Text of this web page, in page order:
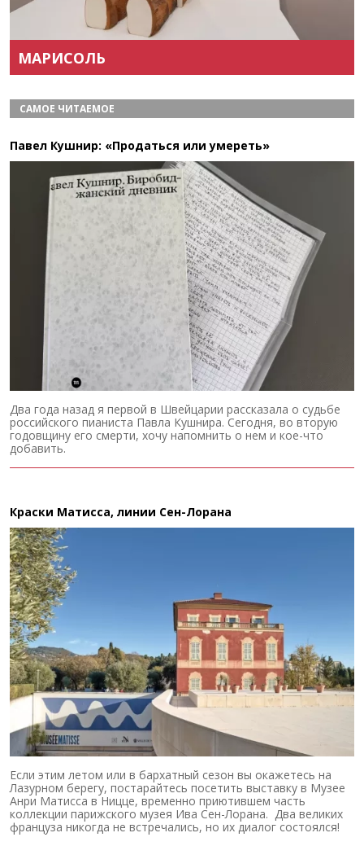
МАРИСОЛЬ
САМОЕ ЧИТАЕМОЕ
Павел Кушнир: «Продаться или умереть»
Два года назад я первой в Швейцарии рассказала о судьбе
российского пианиста Павла Кушнира. Сегодня, во вторую
годовщину его смерти, хочу напомнить о нем и кое-что
добавить.
Краски Матисса, линии Сен-Лорана
Если этим летом или в бархатный сезон вы окажетесь на
Лазурном берегу, постарайтесь посетить выставку в Музее
Анри Матисса в Ницце, временно приютившем часть
коллекции парижского музея Ива Сен-Лорана. Два великих
француза никогда не встречались, но их диалог состоялся!